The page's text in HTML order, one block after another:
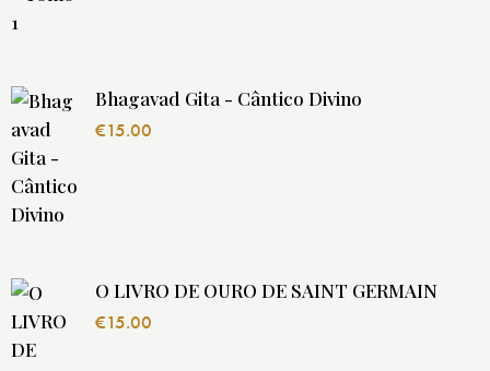
Bhagavad Gita - Cântico Divino
€15.00
O LIVRO DE OURO DE SAINT GERMAIN
€15.00